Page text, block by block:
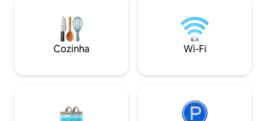
ideal se vier para passeios turísticos,
trabalho ou relaxamento, todos os
pontos turísticos importantes estão a
uma curta distância a pé.
casa tem ar
redes
animais de
estacionar em
Cozinha Wi-Fi